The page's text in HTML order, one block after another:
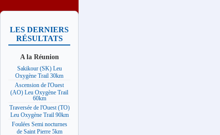
LES DERNIERS
RÉSULTATS
A la Réunion
Sakikour (SK) Leu
Oxygène Trail 30km
Ascension de l'Ouest
(AO) Leu Oxygène Trail
60km
Traversée de l'Ouest (TO)
Leu Oxygène Trail 90km
Foulées Semi nocturnes
de Saint Pierre 5km